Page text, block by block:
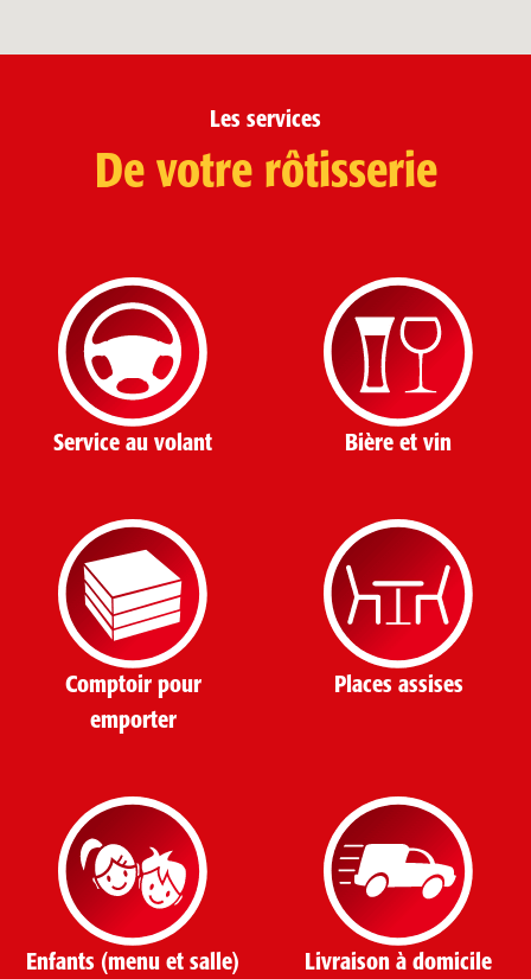
Les services
De votre rôtisserie
Service au volant Bière et vin
Comptoir pour
emporter
Places assises
Enfants (menu et salle) Livraison à domicile